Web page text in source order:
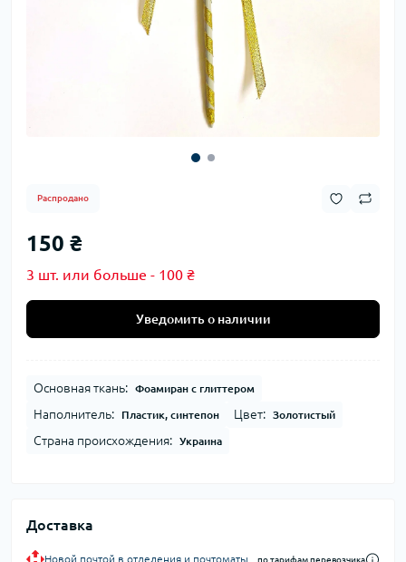
Распродано
150 ₴
3 шт. или больше - 100 ₴
Уведомить о наличии
Основная ткань: Фоамиран с глиттером
Наполнитель: Пластик, синтепон Цвет: Золотистый
Страна происхождения: Украина
Доставка
Новой почтой в отделения и почтоматы по тарифам перевозчика